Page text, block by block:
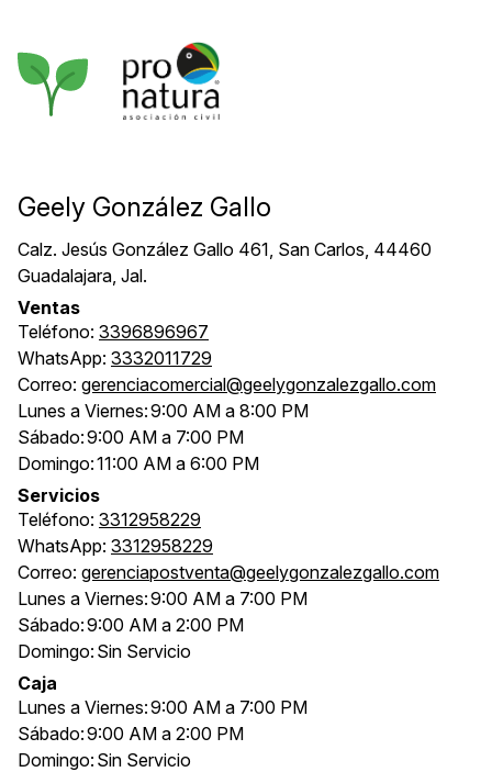
Geely González Gallo
Calz. Jesús González Gallo 461, San Carlos, 44460
Guadalajara, Jal.
Ventas
Teléfono: 3396896967
WhatsApp: 3332011729
Correo: gerenciacomercial@geelygonzalezgallo.com
Lunes a Viernes:9:00 AM a 8:00 PM
Sábado:9:00 AM a 7:00 PM
Domingo:11:00 AM a 6:00 PM
Servicios
Teléfono: 3312958229
WhatsApp: 3312958229
Correo: gerenciapostventa@geelygonzalezgallo.com
Lunes a Viernes:9:00 AM a 7:00 PM
Sábado:9:00 AM a 2:00 PM
Domingo: Sin Servicio
Caja
Lunes a Viernes:9:00 AM a 7:00 PM
Sábado:9:00 AM a 2:00 PM
Domingo: Sin Servicio